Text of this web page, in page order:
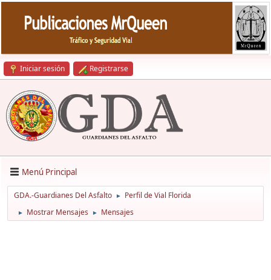
Iniciar sesión Registrarse
Menú Principal
GDA.-Guardianes Del Asfalto ► Perfil de Vial Florida
► Mostrar Mensajes ► Mensajes